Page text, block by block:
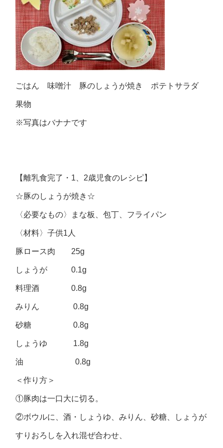
ごはん 味噌汁 豚のしょうが焼き ポテトサラダ
果物
※写真はバナナです
【離乳食完了・1、2歳児食のレシピ】
☆豚のしょうが焼き☆
〈必要なもの〉まな板、包丁、フライパン
〈材料〉子供1人
豚ロース肉 25g
しょうが 0.1g
料理酒 0.8g
みりん 0.8g
砂糖 0.8g
しょうゆ 1.8g
油 0.8g
＜作り方＞
①豚肉は一口大に切る。
②ボウルに、酒・しょうゆ、みりん、砂糖、しょうが
すりおろしを入れ混ぜ合わせ、